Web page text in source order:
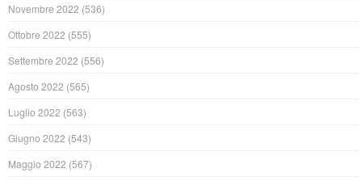
Novembre 2022 (536)
Ottobre 2022 (555)
Settembre 2022 (556)
Agosto 2022 (565)
Luglio 2022 (563)
Giugno 2022 (543)
Maggio 2022 (567)